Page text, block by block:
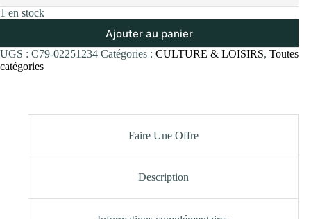
1 en stock
Ajouter au panier
UGS : C79-02251234 Catégories : CULTURE & LOISIRS, Toutes
catégories
Faire Une Offre
Description